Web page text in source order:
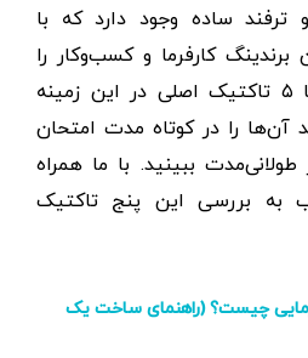
ساده وجود دارد که با
کارفرما و کسب‌وکار را
بهبود بخشید. از نگاه ما ۵ تاکتیک اصلی در این زمینه
آن‌ها را در کوتاه مدت امتحان
ببینید. با ما همراه
به بررسی این پنج تاکتیک
چیست؟ (راهنمای ساخت یک